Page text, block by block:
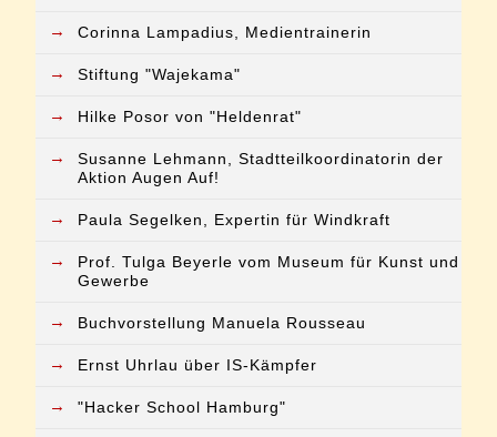
→ Corinna Lampadius, Medientrainerin
→ Stiftung "Wajekama"
→ Hilke Posor von "Heldenrat"
→
Susanne Lehmann, Stadtteilkoordinatorin der
Aktion Augen Auf!
→ Paula Segelken, Expertin für Windkraft
→
Prof. Tulga Beyerle vom Museum für Kunst und
Gewerbe
→ Buchvorstellung Manuela Rousseau
→ Ernst Uhrlau über IS-Kämpfer
→ "Hacker School Hamburg"